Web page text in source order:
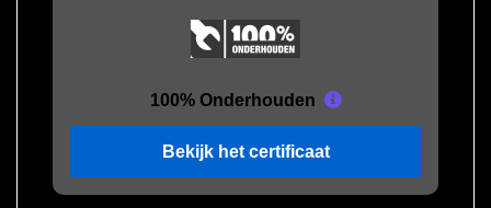
100% Onderhouden
Bekijk het certificaat